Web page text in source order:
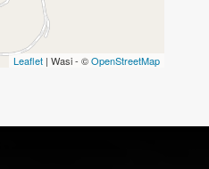
Leaflet | Wasi - ©OpenStreetMap